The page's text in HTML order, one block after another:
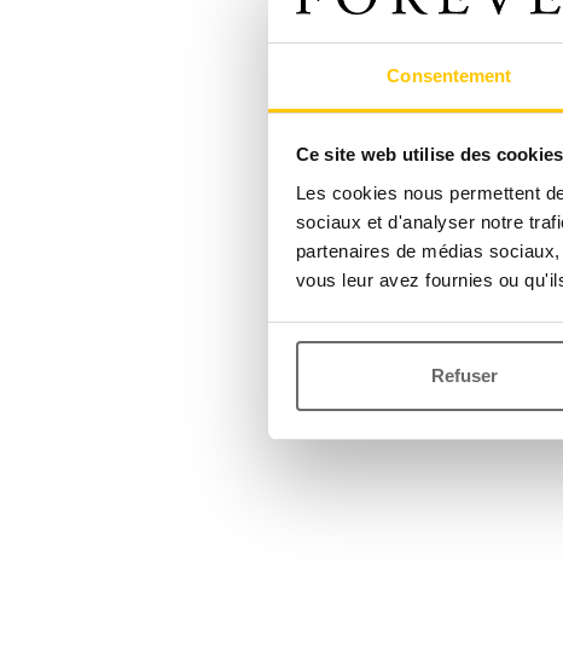
Consentement
Ce site web utilise des
Les cookies nous permettent
sociaux et d'analyser notre
partenaires de médias
vous leur avez fournies ou
Refuser